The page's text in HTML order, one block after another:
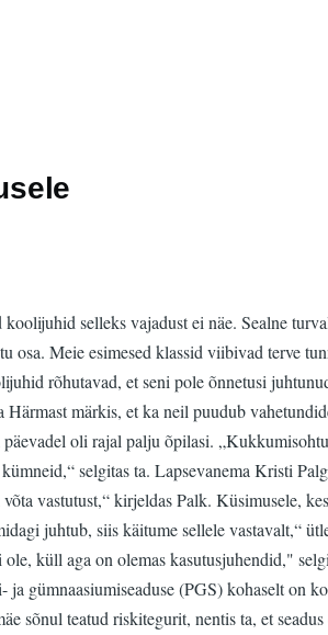
selleks vajadust ei näe. Sealne
Meie esimesed klassid viibivad terve
rõhutavad, et seni pole õnnetusi
märkis, et ka neil puudub
oli rajal palju õpilasi.
selgitas ta. Lapsevanema Kristi
vastutust,“ kirjeldas Palk. Küsimusele,
juhtub, siis käitume sellele vastavalt,“
küll aga on olemas kasutusjuhendid,"
gümnaasiumiseaduse (PGS) kohaselt on
teatud riskitegurit, nentis ta, et